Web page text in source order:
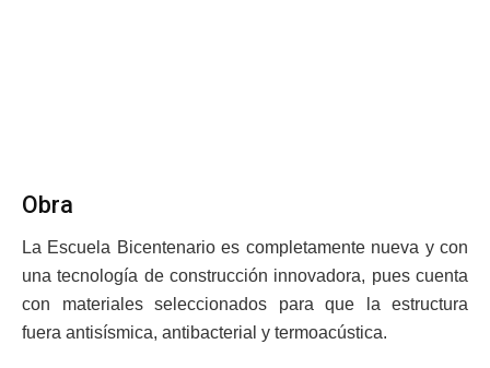
Obra
La Escuela Bicentenario es completamente nueva y con
una tecnología de construcción innovadora, pues cuenta
con materiales seleccionados para que la estructura
fuera antisísmica, antibacterial y termoacústica.